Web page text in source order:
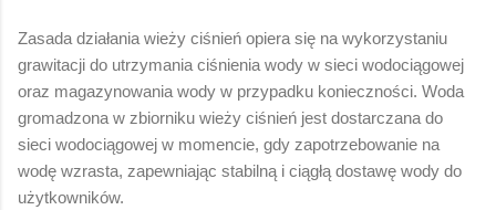
Zasada działania wieży ciśnień opiera się na wykorzystaniu
grawitacji do utrzymania ciśnienia wody w sieci wodociągowej
oraz magazynowania wody w przypadku konieczności. Woda
gromadzona w zbiorniku wieży ciśnień jest dostarczana do
sieci wodociągowej w momencie, gdy zapotrzebowanie na
wodę wzrasta, zapewniając stabilną i ciągłą dostawę wody do
użytkowników.